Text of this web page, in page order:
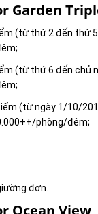
Garden
(từ thứ 2 đến thứ
(từ thứ 6 đến chủ
(từ ngày 1/10/
phòng/đêm;
đơn.
Ocean View